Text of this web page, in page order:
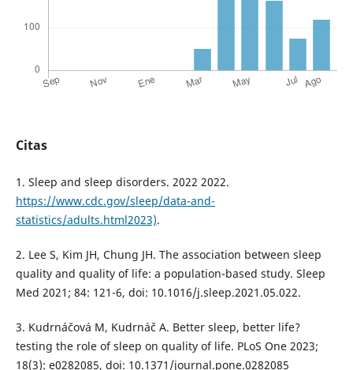
Citas
1. Sleep and sleep disorders. 2022 2022.
https://www.cdc.gov/sleep/data-and-
statistics/adults.html2023).
2. Lee S, Kim JH, Chung JH. The association between sleep
quality and quality of life: a population-based study. Sleep
Med 2021; 84: 121-6, doi: 10.1016/j.sleep.2021.05.022.
3. Kudrnáčová M, Kudrnáč A. Better sleep, better life?
testing the role of sleep on quality of life. PLoS One 2023;
18(3): e0282085, doi: 10.1371/journal.pone.0282085